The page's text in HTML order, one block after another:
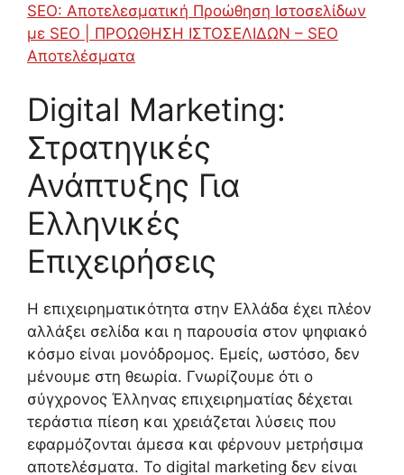
SEO: Αποτελεσματική Προώθηση Ιστοσελίδων
με SEO | ΠΡΟΩΘΗΣΗ ΙΣΤΟΣΕΛΙΔΩΝ – SEO
Αποτελέσματα
Digital Marketing:
Στρατηγικές
Ανάπτυξης Για
Ελληνικές
Επιχειρήσεις
Η επιχειρηματικότητα στην Ελλάδα έχει πλέον
αλλάξει σελίδα και η παρουσία στον ψηφιακό
κόσμο είναι μονόδρομος. Εμείς, ωστόσο, δεν
μένουμε στη θεωρία. Γνωρίζουμε ότι ο
σύγχρονος Έλληνας επιχειρηματίας δέχεται
τεράστια πίεση και χρειάζεται λύσεις που
εφαρμόζονται άμεσα και φέρνουν μετρήσιμα
αποτελέσματα. Το digital marketing δεν είναι